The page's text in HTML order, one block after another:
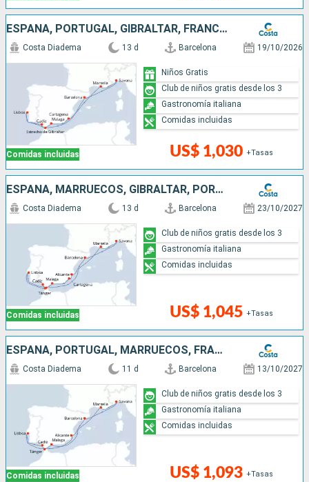
ESPAÑA, PORTUGAL, GIBRALTAR, FRANCIA, ITALIA
Comidas incluidas
Costa Diadema 13 d Barcelona 19/10/2026
US$ 1,030 +Tasas
Niños Gratis
Club de niños gratis desde los 3
Gastronomía italiana
Comidas incluidas
ESPAÑA, MARRUECOS, GIBRALTAR, PORTUGAL, FRANCIA, ITALIA
Comidas incluidas
Costa Diadema 13 d Barcelona 23/10/2027
US$ 1,045 +Tasas
Club de niños gratis desde los 3
Gastronomía italiana
Comidas incluidas
ESPAÑA, PORTUGAL, MARRUECOS, FRANCIA, ITALIA
Comidas incluidas
Costa Diadema 11 d Barcelona 13/10/2027
US$ 1,093 +Tasas
Club de niños gratis desde los 3
Gastronomía italiana
Comidas incluidas